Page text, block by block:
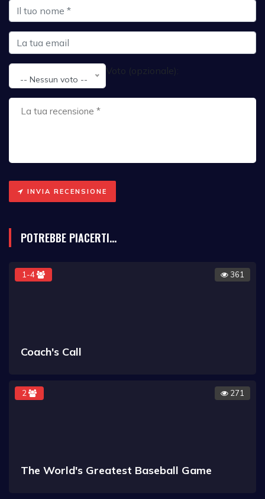
Voto (opzionale):
-- Nessun voto --
INVIA RECENSIONE
POTREBBE PIACERTI...
1-4 361
Coach's Call
2 271
The World's Greatest Baseball Game